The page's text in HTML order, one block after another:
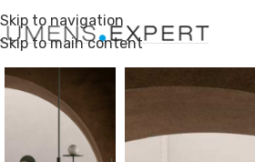
Skip to navigation
Skip to main content